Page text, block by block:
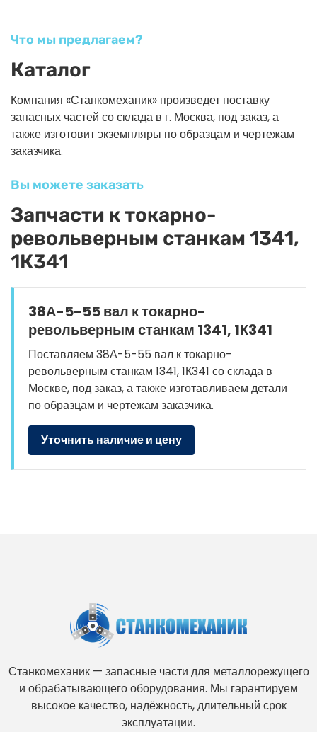
Что мы предлагаем?
Каталог
Компания «Станкомеханик» произведет поставку
запасных частей со склада в г. Москва, под заказ, а
также изготовит экземпляры по образцам и чертежам
заказчика.
Вы можете заказать
Запчасти к токарно-
револьверным станкам 1341,
1К341
38А-5-55 вал к токарно-
револьверным станкам 1341, 1К341
Поставляем 38А-5-55 вал к токарно-
револьверным станкам 1341, 1К341 со склада в
Москве, под заказ, а также изготавливаем детали
по образцам и чертежам заказчика.
Уточнить наличие и цену
Станкомеханик — запасные части для металлорежущего
и обрабатывающего оборудования. Мы гарантируем
высокое качество, надёжность, длительный срок
эксплуатации.